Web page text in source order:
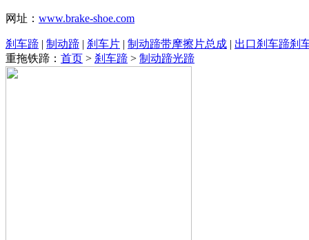
网址： www.brake-shoe.com
刹车蹄 | 制动蹄 | 刹车片 | 制动蹄带摩擦片总成 | 出口刹车蹄刹
重拖铁蹄： 首页 > 刹车蹄 > 制动蹄光蹄